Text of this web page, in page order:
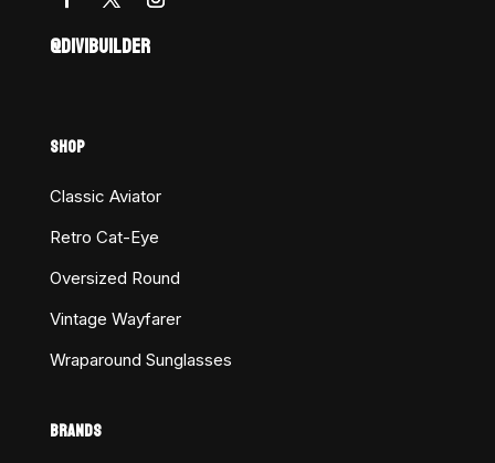
@DIVIBUILDER
SHOP
Classic Aviator
Retro Cat-Eye
Oversized Round
Vintage Wayfarer
Wraparound Sunglasses
BRANDS